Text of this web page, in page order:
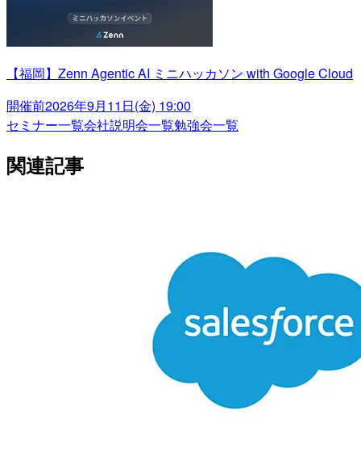
【福岡】Zenn Agentic AI ミニハッカソン with Google Cloud
開催前2026年9月11日(金) 19:00
セミナー一覧会社説明会一覧勉強会一覧
関連記事